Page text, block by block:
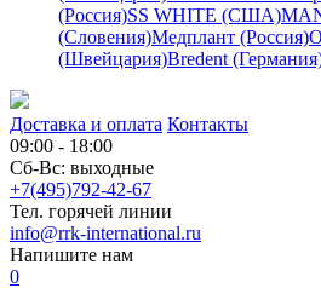
(Россия)SS WHITE (США)
(Словения)Медплант (Россия)
(Швейцария)Bredent
Доставка и оплата Контакты
09:00 - 18:00
Сб-Вс: выходные
+7(495)792-42-67
Тел. горячей линии
info@rrk-international.ru
Напишите нам
0